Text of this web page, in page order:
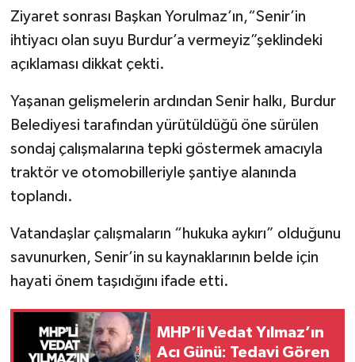
Ziyaret sonrası Başkan Yorulmaz’ın,“Senir’in
ihtiyacı olan suyu Burdur’a vermeyiz”şeklindeki
açıklaması dikkat çekti.
Yaşanan gelişmelerin ardından Senir halkı, Burdur
Belediyesi tarafından yürütüldüğü öne sürülen
sondaj çalışmalarına tepki göstermek amacıyla
traktör ve otomobilleriyle şantiye alanında
toplandı.
Vatandaşlar çalışmaların “hukuka aykırı” olduğunu
savunurken, Senir’in su kaynaklarının belde için
hayati önem taşıdığını ifade etti.
MHP’li Vedat Yılmaz’ın
Acı Günü: Tedavi Gören
Tarihi Yapılarımız
Türkiye
Yerel
İletişim
Künye